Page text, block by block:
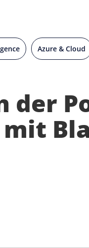
Azure & Cloud
der